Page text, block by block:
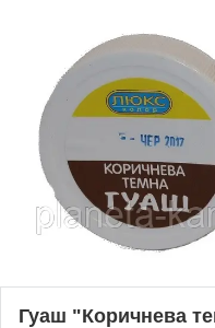
Гуаш "Коричнева